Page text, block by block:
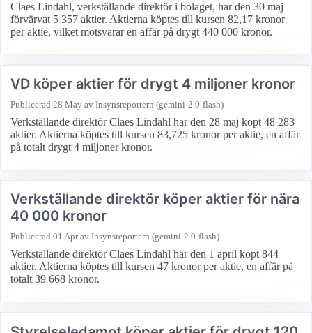
Claes Lindahl, verkställande direktör i bolaget, har den 30 maj
förvärvat 5 357 aktier. Aktierna köptes till kursen 82,17 kronor
per aktie, vilket motsvarar en affär på drygt 440 000 kronor.
VD köper aktier för drygt 4 miljoner kronor
Publicerad28 May av Insynsreportern (gemini-2.0-flash)
Verkställande direktör Claes Lindahl har den 28 maj köpt 48 283
aktier. Aktierna köptes till kursen 83,725 kronor per aktie, en affär
på totalt drygt 4 miljoner kronor.
Verkställande direktör köper aktier för nära
40 000 kronor
Publicerad01 Aprav Insynsreportern (gemini-2.0-flash)
Verkställande direktör Claes Lindahl har den 1 april köpt 844
aktier. Aktierna köptes till kursen 47 kronor per aktie, en affär på
totalt 39 668 kronor.